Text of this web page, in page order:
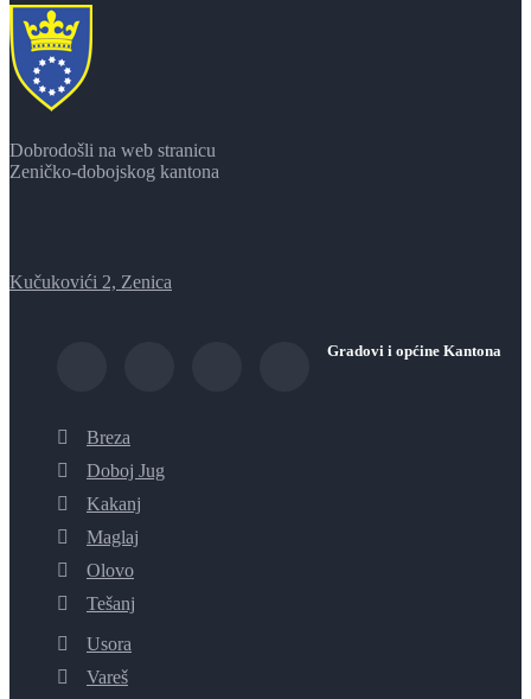
Dobrodošli na web stranicu
Zeničko-dobojskog kantona
Kučukovići 2, Zenica
Gradovi i općine Kantona
Breza
Doboj Jug
Kakanj
Maglaj
Olovo
Tešanj
Usora
Vareš